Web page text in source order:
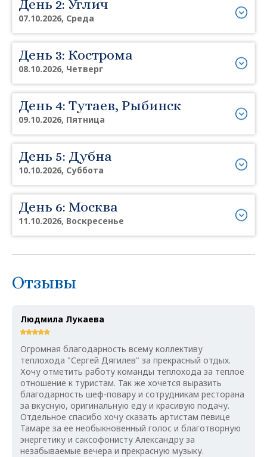
День 2: Углич
07.10.2026, Среда
День 3: Кострома
08.10.2026, Четверг
День 4: Тутаев, Рыбинск
09.10.2026, Пятница
День 5: Дубна
10.10.2026, Суббота
День 6: Москва
11.10.2026, Воскресенье
Отзывы
Людмила Лукаева
Огромная благодарность всему коллективу
теплохода "Сергей Дягилев" за прекрасный отдых.
Хочу отметить работу команды теплохода за теплое
отношение к туристам. Так же хочется выразить
благодарность шеф-повару и сотрудникам ресторана
за вкусную, оригинальную еду и красивую подачу.
Отдельное спасибо хочу сказать артистам певице
Тамаре за ее необыкновенный голос и благотворную
энергетику и саксофонисту Александру за
незабываемые вечера и прекрасную музыку.